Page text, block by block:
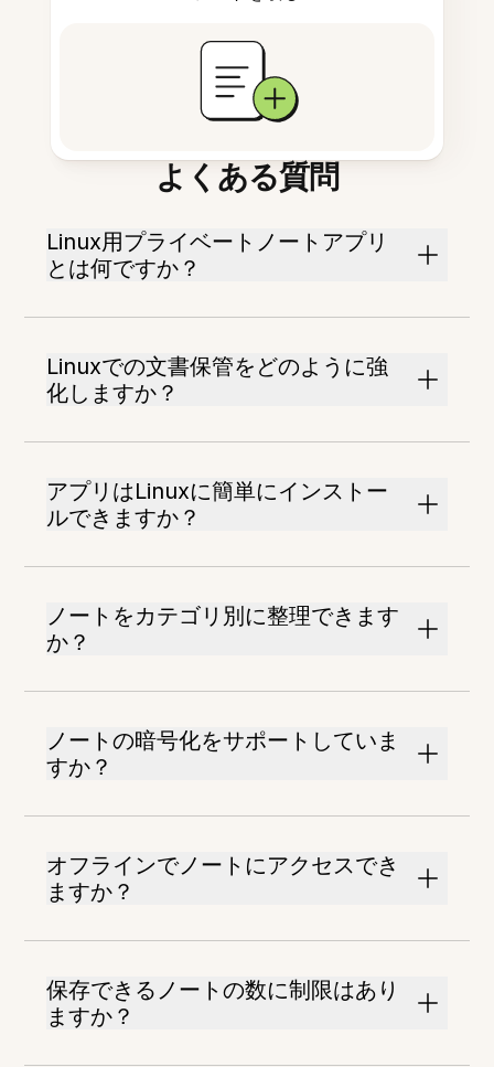
よくある質問
Linux用プライベートノートアプリ
とは何ですか？
Linuxでの文書保管をどのように強
化しますか？
アプリはLinuxに簡単にインストー
ルできますか？
ノートをカテゴリ別に整理できます
か？
ノートの暗号化をサポートしていま
すか？
オフラインでノートにアクセスでき
ますか？
保存できるノートの数に制限はあり
ますか？